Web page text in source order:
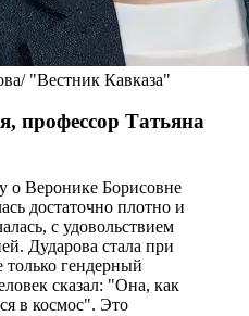
"Вестник Кавказа"
профессор Татьяна
о Веронике Борисовне
достаточно плотно и
с удовольствием
Дударова стала при
только гендерный
сказал: "Она, как
в космос". Это